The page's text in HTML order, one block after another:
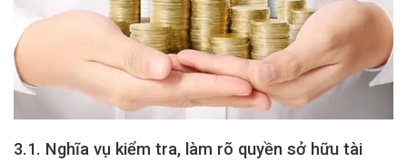
3.1. Nghĩa vụ kiểm tra, làm rõ quyền sở hữu tài